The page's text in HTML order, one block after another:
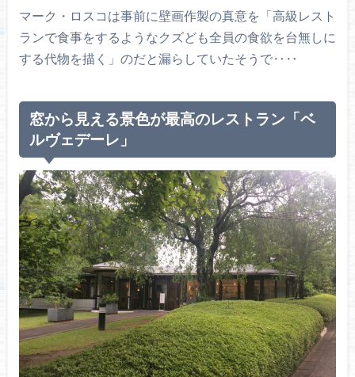
マーク・ロスコは事前に壁画作製の真意を「高級レスト
ランで食事をするようなクズども全員の食欲を台無しに
する代物を描く」のだと漏らしていたそうで‥‥
窓から見える景色が最高のレストラン「ベ
ルヴェデーレ」